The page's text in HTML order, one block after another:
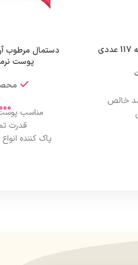
دستمال مرطوب
پوست نرمال
مناسب
قدرت
پاک کننده